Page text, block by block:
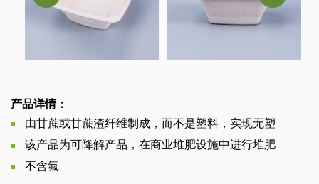
产品详情：
由甘蔗或甘蔗渣纤维制成，而不是塑料，实现无塑
该产品为可降解产品，在商业堆肥设施中进行堆肥
不含氟